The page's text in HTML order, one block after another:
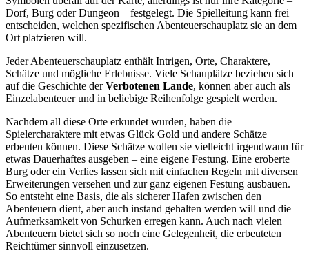
Dorf, Burg oder Dungeon – festgelegt. Die Spielleitung kann frei
entscheiden, welchen spezifischen Abenteuerschauplatz sie an dem
Ort platzieren will.
Jeder Abenteuerschauplatz enthält Intrigen, Orte, Charaktere,
Schätze und mögliche Erlebnisse. Viele Schauplätze beziehen sich
auf die Geschichte derVerbotenen Lande, können aber auch als
Einzelabenteuer und in beliebige Reihenfolge gespielt werden.
Nachdem all diese Orte erkundet wurden, haben die
Spielercharaktere mit etwas Glück Gold und andere Schätze
erbeuten können. Diese Schätze wollen sie vielleicht irgendwann für
etwas Dauerhaftes ausgeben – eine eigene Festung. Eine eroberte
Burg oder ein Verlies lassen sich mit einfachen Regeln mit diversen
Erweiterungen versehen und zur ganz eigenen Festung ausbauen.
So entsteht eine Basis, die als sicherer Hafen zwischen den
Abenteuern dient, aber auch instand gehalten werden will und die
Aufmerksamkeit von Schurken erregen kann. Auch nach vielen
Abenteuern bietet sich so noch eine Gelegenheit, die erbeuteten
Reichtümer sinnvoll einzusetzen.